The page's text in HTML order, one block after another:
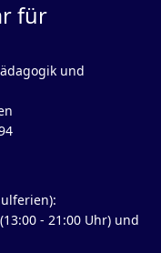
für
und
- 21:00 Uhr) und